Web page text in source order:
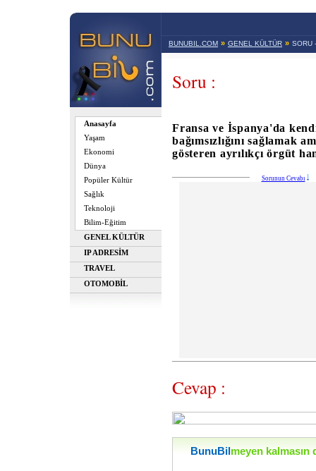
Anasayfa
Yaşam
Ekonomi
Dünya
Popüler Kültür
Sağlık
Teknoloji
Bilim-Eğitim
GENEL KÜLTÜR
IP ADRESİM
TRAVEL
OTOMOBİL
BUNUBIL.COM » GENEL KÜLTÜR » SORU
Soru :
Fransa ve İspanya'da
bağımsızlığını sağlamak
gösteren ayrılıkçı örgüt
Sorunun Cevabı
Cevap :
BunuBil meyen kalmasın